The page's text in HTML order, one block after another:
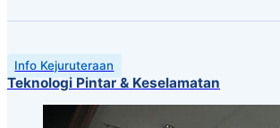
Info Kejuruteraan
Teknologi Pintar & Keselamatan